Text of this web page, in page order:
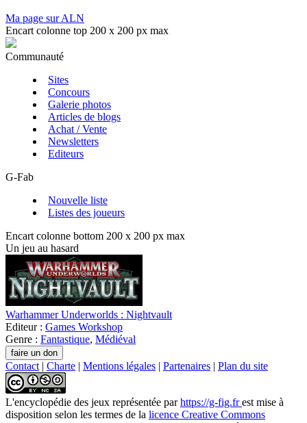
Ma page sur ALN
Encart colonne top 200 x 200 px max
Communauté
Sites
Concours
Galerie photos
Articles de blogs
Achat / Vente
Newsletters
Editeurs
G-Fab
Nouvelle liste
Listes des joueurs
Encart colonne bottom 200 x 200 px max
Un jeu au hasard
Warhammer Underworlds : Nightvault
Editeur : Games Workshop
Genre : Fantastique, Médiéval
Contact | Charte | Mentions légales | Partenaires | Plan du site
L'encyclopédie des jeux représentée parhttps://g-fig.frest mise à
disposition selon les termes de la licence Creative Commons